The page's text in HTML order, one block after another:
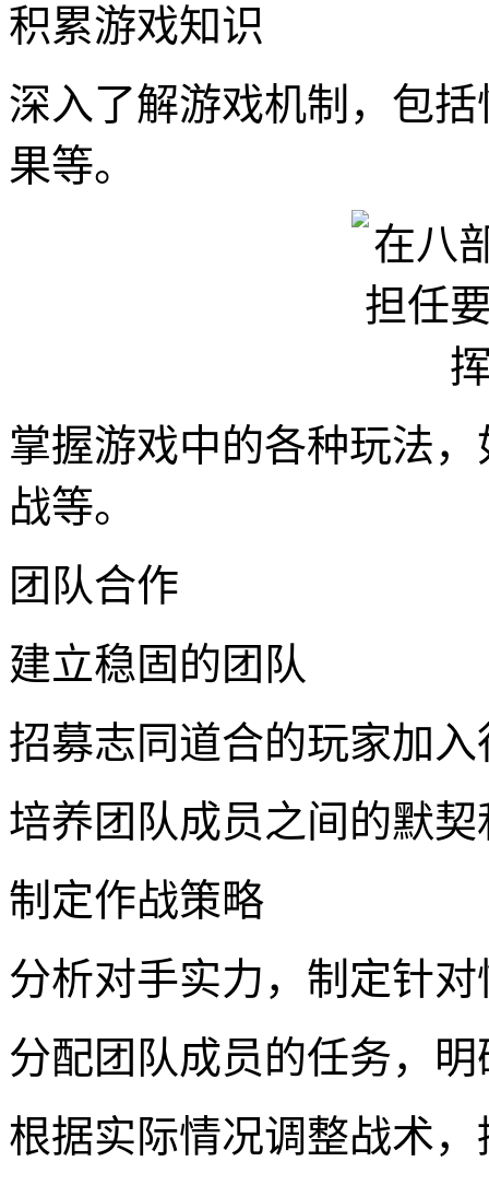
积累游戏知识
深入了解游戏机制，包
果等。
掌握游戏中的各种玩法
战等。
团队合作
建立稳固的团队
招募志同道合的玩家加
培养团队成员之间的默
制定作战策略
分析对手实力，制定针
分配团队成员的任务，
根据实际情况调整战术